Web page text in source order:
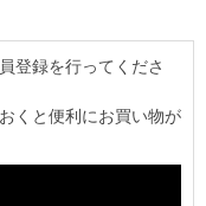
登録を行ってくださ
くと便利にお買い物が